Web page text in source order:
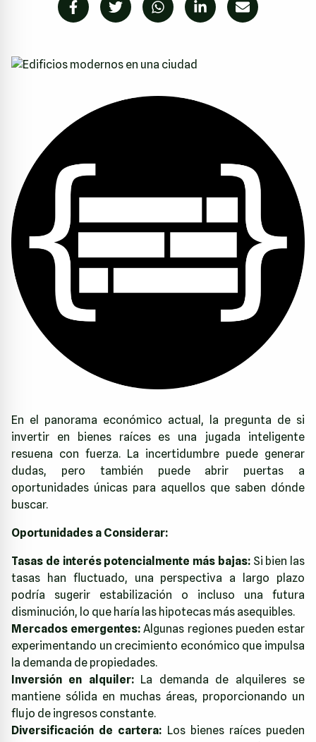
En el panorama económico actual, la pregunta de si
invertir en bienes raíces es una jugada inteligente
resuena con fuerza. La incertidumbre puede generar
dudas, pero también puede abrir puertas a
oportunidades únicas para aquellos que saben dónde
buscar.
Oportunidades a Considerar:
Tasas de interés potencialmente más bajas:Si bien las
tasas han fluctuado, una perspectiva a largo plazo
podría sugerir estabilización o incluso una futura
disminución, lo que haría las hipotecas más asequibles.
Mercados emergentes: Algunas regiones pueden estar
experimentando un crecimiento económico que impulsa
la demanda de propiedades.
Inversión en alquiler:La demanda de alquileres se
mantiene sólida en muchas áreas, proporcionando un
flujo de ingresos constante.
Diversificación de cartera: Los bienes raíces pueden